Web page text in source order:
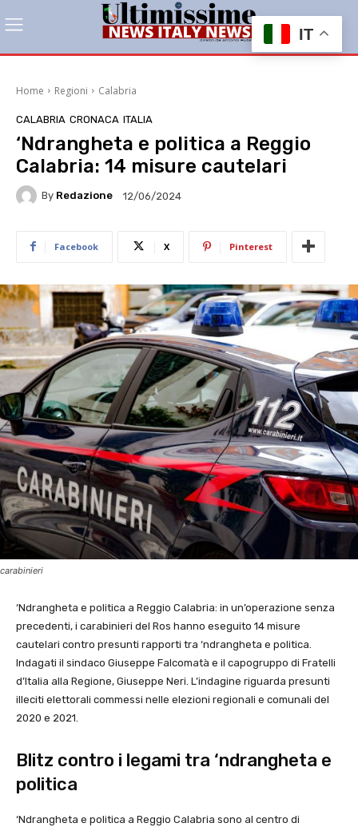
Home Regioni Calabria
CALABRIA CRONACA ITALIA
‘Ndrangheta e politica a Reggio
Calabria: 14 misure cautelari
By Redazione 12/06/2024
Facebook X Pinterest
carabinieri
‘Ndrangheta e politica a Reggio Calabria: in un’operazione senza
precedenti, i carabinieri del Ros hanno eseguito 14 misure
cautelari contro presunti rapporti tra ‘ndrangheta e politica.
Indagati il sindaco Giuseppe Falcomatà e il capogruppo di Fratelli
d’Italia alla Regione, Giuseppe Neri. L’indagine riguarda presunti
illeciti elettorali commessi nelle elezioni regionali e comunali del
2020 e 2021.
Blitz contro i legami tra ‘ndrangheta e
politica
‘Ndrangheta e politica a Reggio Calabria sono al centro di
IT